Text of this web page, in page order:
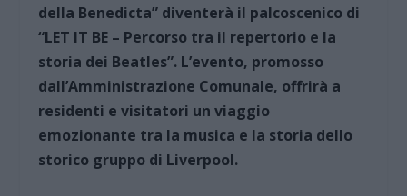
della Benedicta” diventerà il palcoscenico di
“LET IT BE – Percorso tra il repertorio e la
storia dei Beatles”. L’evento, promosso
dall’Amministrazione Comunale, offrirà a
residenti e visitatori un viaggio
emozionante tra la musica e la storia dello
storico gruppo di Liverpool.